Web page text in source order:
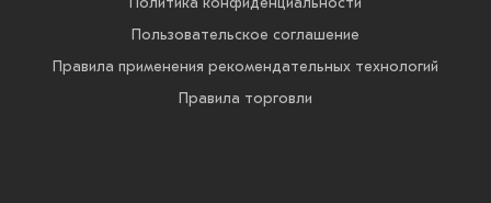
Пользовательское соглашение
Правила применения рекомендательных технологий
Правила торговли